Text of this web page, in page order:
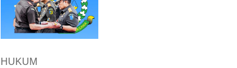
HUKUM